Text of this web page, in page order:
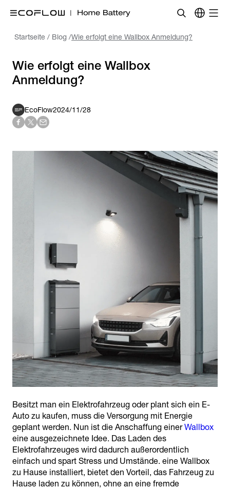
Startseite / Blog /Wie erfolgt eine Wallbox Anmeldung?
Wie erfolgt eine Wallbox
Anmeldung?
EcoFlow2024/11/28
Besitzt man ein Elektrofahrzeug oder plant sich ein E-
Auto zu kaufen, muss die Versorgung mit Energie
geplant werden. Nun ist die Anschaffung einerWallbox
eine ausgezeichnete Idee. Das Laden des
Elektrofahrzeuges wird dadurch außerordentlich
einfach und spart Stress und Umstände. eine Wallbox
zu Hause installiert, bietet den Vorteil, das Fahrzeug zu
Hause laden zu können, ohne an eine fremde